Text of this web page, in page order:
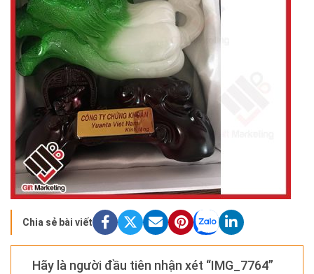
Chia sẻ bài viết
Hãy là người đầu tiên nhận xét “IMG_7764”